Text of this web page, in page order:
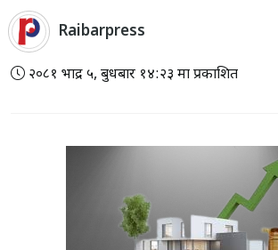
Raibarpress
२०८१ भाद्र ५, बुधबार १४:२३ मा प्रकाशित